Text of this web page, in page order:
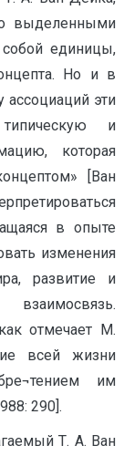
выделенными
единицы,
Но и в
ассоциаций эти
и
которая
[Ван
в опыте
изменения
развитие и
отмечает М.
всей жизни
им
290].
Т. А. Ван